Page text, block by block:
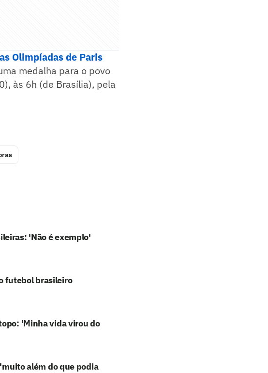
Olimpíadas de Paris
medalha para o povo
às 6h (de Brasília), pela
'Não é exemplo'
futebol brasileiro
'Minha vida virou do
além do que podia